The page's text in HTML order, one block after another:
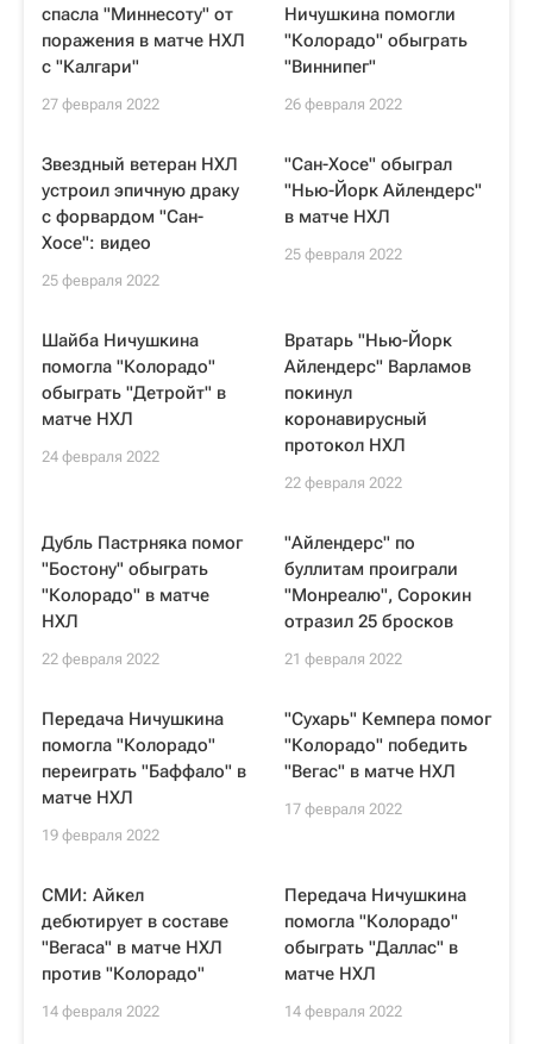
спасла "Миннесоту" от
поражения в матче НХЛ
с "Калгари"
27 февраля 2022
Ничушкина помогли
"Колорадо" обыграть
"Виннипег"
26 февраля 2022
Звездный ветеран НХЛ
устроил эпичную драку
с форвардом "Сан-
Хосе": видео
25 февраля 2022
"Сан-Хосе" обыграл
"Нью-Йорк Айлендерс"
в матче НХЛ
25 февраля 2022
Шайба Ничушкина
помогла "Колорадо"
обыграть "Детройт" в
матче НХЛ
24 февраля 2022
Вратарь "Нью-Йорк
Айлендерс" Варламов
покинул
коронавирусный
протокол НХЛ
22 февраля 2022
Дубль Пастрняка помог
"Бостону" обыграть
"Колорадо" в матче
НХЛ
22 февраля 2022
"Айлендерс" по
буллитам проиграли
"Монреалю", Сорокин
отразил 25 бросков
21 февраля 2022
Передача Ничушкина
помогла "Колорадо"
переиграть "Баффало" в
матче НХЛ
19 февраля 2022
"Сухарь" Кемпера помог
"Колорадо" победить
"Вегас" в матче НХЛ
17 февраля 2022
СМИ: Айкел
дебютирует в составе
"Вегаса" в матче НХЛ
против "Колорадо"
14 февраля 2022
Передача Ничушкина
помогла "Колорадо"
обыграть "Даллас" в
матче НХЛ
14 февраля 2022